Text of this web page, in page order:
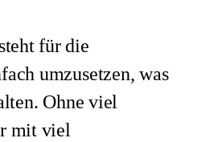
für die
umzusetzen, was
Ohne viel
mit viel